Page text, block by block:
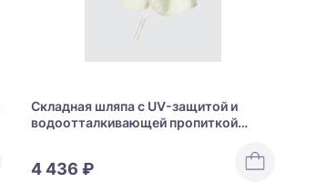
Складная шляпа с UV-защитой и
водоотталкивающей пропиткой
4 436 ₽